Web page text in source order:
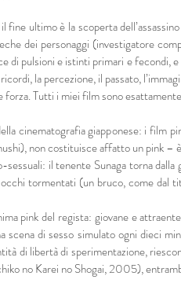
ultimo è la scoperta
dei personaggi (investigatore
pulsioni e istinti primari e fecondi,
la percezione, il passato,
Tutti i miei film sono
cinematografia giapponese: i film
non costituisce affatto un pink –
il tenente Sunaga torna
tormentati (un bruco, come dal
pink del regista: giovane e
di sesso simulato ogni dieci
di libertà di sperimentazione,
no Karei no Shogai, 2005),